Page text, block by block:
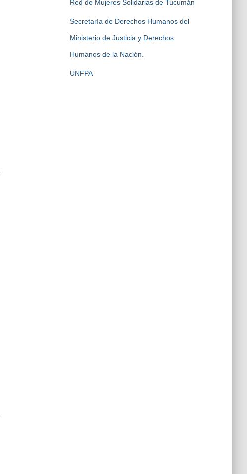
Red de Mujeres Solidarias de Tucumán
Secretaría de Derechos Humanos del
Ministerio de Justicia y Derechos
Humanos de la Nación.
UNFPA